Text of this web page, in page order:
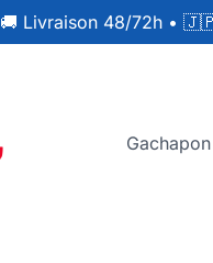
🚚 Livraison 48/72h • 🇯🇵